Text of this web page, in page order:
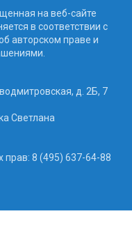
на веб-сайте
в соответствии с
авторском праве и
д. 2Б, 7
Светлана
прав: 8 (495) 637-64-88